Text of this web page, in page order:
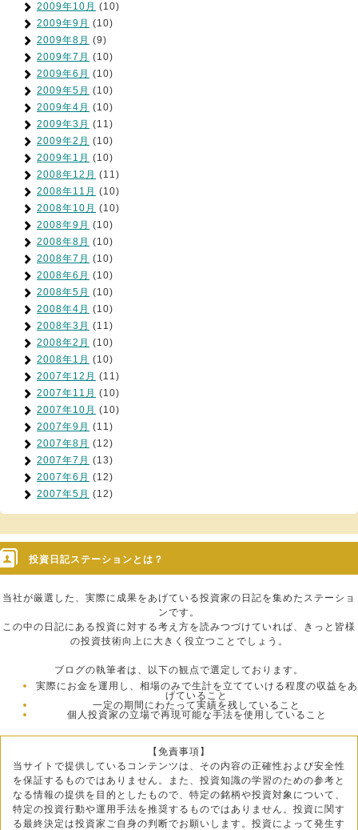
2009年10月 (10)
2009年9月 (10)
2009年8月 (9)
2009年7月 (10)
2009年6月 (10)
2009年5月 (10)
2009年4月 (10)
2009年3月 (11)
2009年2月 (10)
2009年1月 (10)
2008年12月 (11)
2008年11月 (10)
2008年10月 (10)
2008年9月 (10)
2008年8月 (10)
2008年7月 (10)
2008年6月 (10)
2008年5月 (10)
2008年4月 (10)
2008年3月 (11)
2008年2月 (10)
2008年1月 (10)
2007年12月 (11)
2007年11月 (10)
2007年10月 (10)
2007年9月 (11)
2007年8月 (12)
2007年7月 (13)
2007年6月 (12)
2007年5月 (12)
投資日記ステーションとは？
当社が厳選した、実際に成果をあげている投資家の日記を集めたステーショ
ンです。
この中の日記にある投資に対する考え方を読みつづけていれば、きっと皆様
の投資技術向上に大きく役立つことでしょう。
ブログの執筆者は、以下の観点で選定しております。
実際にお金を運用し、相場のみで生計を立てていける程度の収益をあ
げていること
一定の期間にわたって実績を残していること
個人投資家の立場で再現可能な手法を使用していること
【免責事項】
当サイトで提供しているコンテンツは、その内容の正確性および安全性
を保証するものではありません。また、投資知識の学習のための参考と
なる情報の提供を目的としたもので、特定の銘柄や投資対象について、
特定の投資行動や運用手法を推奨するものではありません。投資に関す
る最終決定は投資家ご自身の判断でお願いします。投資によって発生す